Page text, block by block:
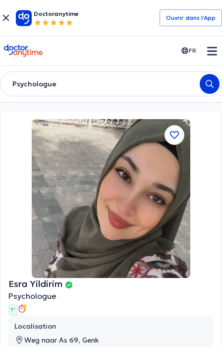
Doctoranytime
Ouvrir dans l’App
doctoranytime FR
Psychologue
Esra Yildirim
Psychologue
1 '
Localisation
Weg naar As 69, Genk